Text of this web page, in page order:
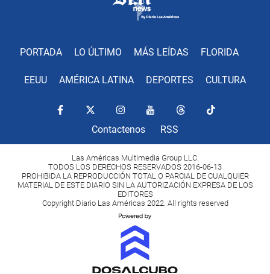
PORTADA LO ÚLTIMO MÁS LEÍDAS FLORIDA
EEUU AMÉRICA LATINA DEPORTES CULTURA
Contactenos RSS
Las Américas Multimedia Group LLC.
TODOS LOS DERECHOS RESERVADOS 2016-06-13
PROHIBIDA LA REPRODUCCIÓN TOTAL O PARCIAL DE CUALQUIER
MATERIAL DE ESTE DIARIO SIN LA AUTORIZACIÓN EXPRESA DE LOS
EDITORES
Copyright Diario Las Américas 2022. All rights reserved